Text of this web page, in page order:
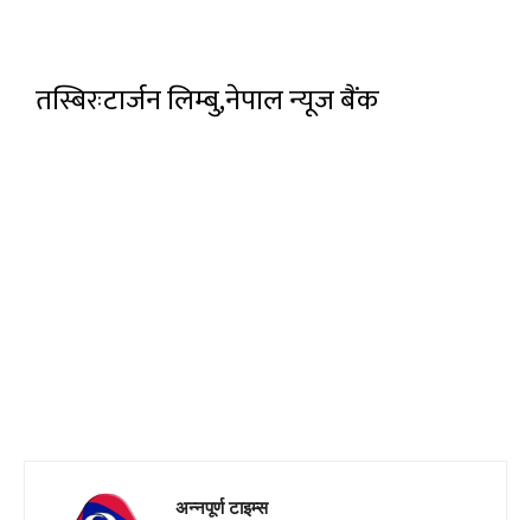
तस्बिरःटार्जन लिम्बु,नेपाल न्यूज बैंक
अन्नपूर्ण टाइम्स